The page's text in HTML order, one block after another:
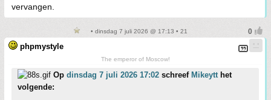
vervangen.
• dinsdag 7 juli 2026 @ 17:13 • 21
phpmystyle
The emperor of Moscow!
Op dinsdag 7 juli 2026 17:02 schreef Mikeytthet
volgende: